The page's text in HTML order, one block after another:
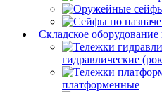
Складское оборудование
гидравлические
платформенные